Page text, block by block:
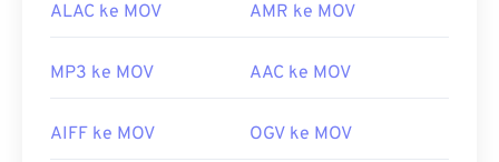
ALAC ke MOV AMR ke MOV
MP3 ke MOV AAC ke MOV
AIFF ke MOV OGV ke MOV